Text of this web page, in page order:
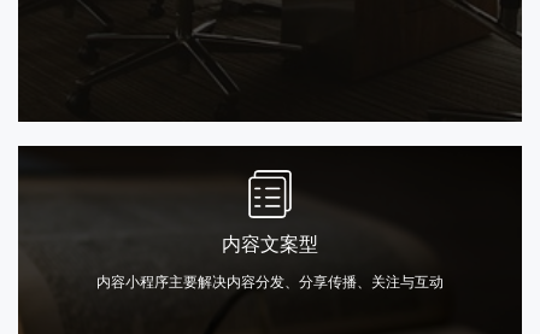
公司展示型
入口触达客户需求场景
内容文案型
内容小程序主要解决内容分发、分享传播、关注与互动